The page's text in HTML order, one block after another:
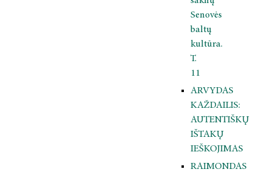
Senovės
baltų
kultūra.
T.
11
ARVYDAS
KAŽDAILIS:
AUTENTIŠKŲ
IŠTAKŲ
IEŠKOJIMAS
RAIMONDAS